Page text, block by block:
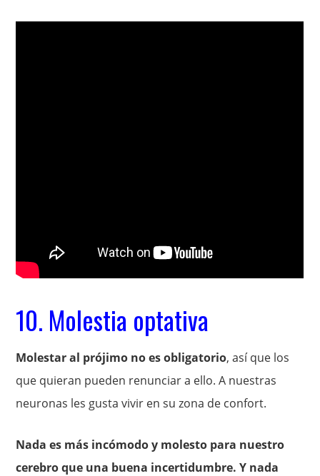
10. Molestia optativa
Molestar al prójimo no es obligatorio, así que los
que quieran pueden renunciar a ello. A nuestras
neuronas les gusta vivir en su zona de confort.
Nada es más incómodo y molesto para nuestro
cerebro que una buena incertidumbre. Y nada